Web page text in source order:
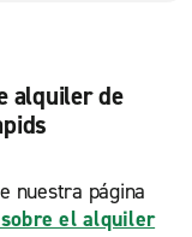
alquiler de
nuestra página
el alquiler